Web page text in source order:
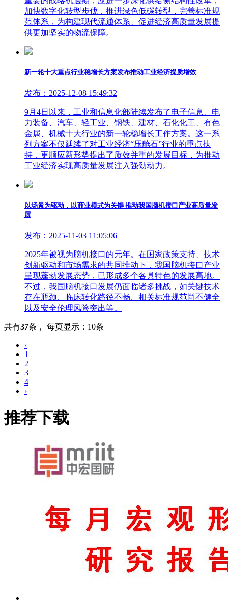
加快数字化转型步伐，推进绿色低碳转型，完善标准规
范体系，为构建现代流通体系、促进经济高质量发展提
供更加坚实的物流保障。
新一轮十大重点行业稳增长方案发布推动工业经济提质增效
发布：2025-12-08 15:49:32
9月4日以来，工业和信息化部陆续发布了电子信息、电
力装备、汽车、轻工业、钢铁、建材、石化化工、有色
金属、机械十大行业的新一轮稳增长工作方案。这一系
列方案不仅延续了对工业经济“压舱石”行业的重点扶
持，更顺应新形势提出了质效并重的发展目标，为推动
工业经济实现高质量发展注入强劲动力。
以场景为驱动，以商业模式为关键 推动我国脑机接口产业高质量发
展
发布：2025-11-03 11:05:06
2025年被视为脑机接口的元年。在国家政策支持、技术
创新驱动和市场需求的共同推动下，我国脑机接口产业
呈现蓬勃发展态势，已形成多个各具特色的发展高地。
不过，我国脑机接口发展仍面临诸多挑战，如关键技术
存在瓶颈、临床转化路径不畅、相关标准规范尚不健全
以及安全伦理风险突出等。
共有37条 ， 每页显示：10条
‹
1
2
3
4
›
推荐下载